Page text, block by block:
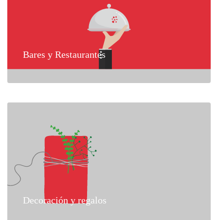
Bares y Restaurantes
Decoración y regalos